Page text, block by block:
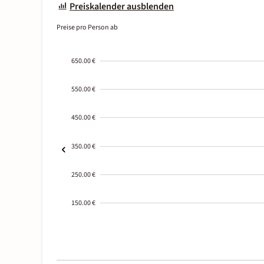
Preiskalender ausblenden
Preise pro Person ab
650.00 €
550.00 €
450.00 €
350.00 €
250.00 €
150.00 €
01-02